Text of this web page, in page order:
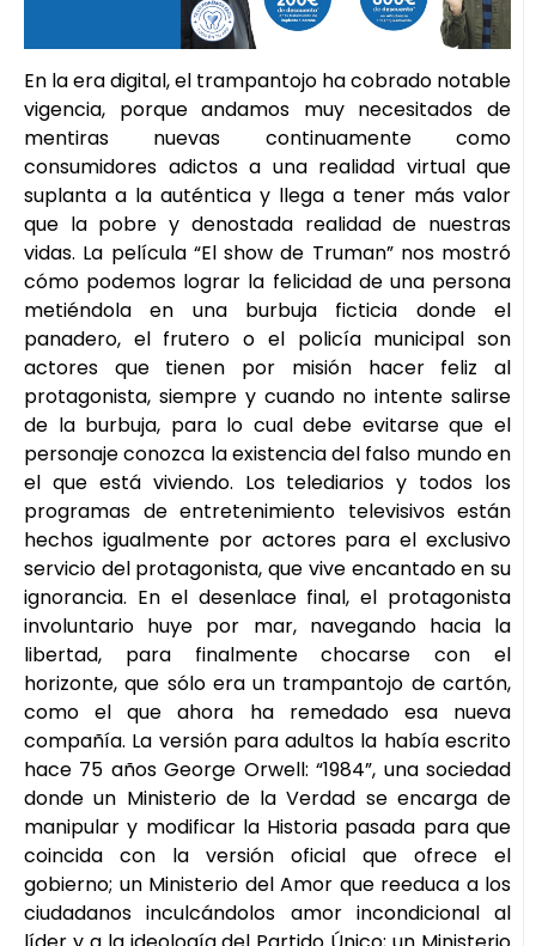
En la era digital, el trampantojo ha cobrado notable
vigencia, porque andamos muy necesitados de
mentiras nuevas continuamente como
consumidores adictos a una realidad virtual que
suplanta a la auténtica y llega a tener más valor
que la pobre y denostada realidad de nuestras
vidas. La película “El show de Truman” nos mostró
cómo podemos lograr la felicidad de una persona
metiéndola en una burbuja ficticia donde el
panadero, el frutero o el policía municipal son
actores que tienen por misión hacer feliz al
protagonista, siempre y cuando no intente salirse
de la burbuja, para lo cual debe evitarse que el
personaje conozca la existencia del falso mundo en
el que está viviendo. Los telediarios y todos los
programas de entretenimiento televisivos están
hechos igualmente por actores para el exclusivo
servicio del protagonista, que vive encantado en su
ignorancia. En el desenlace final, el protagonista
involuntario huye por mar, navegando hacia la
libertad, para finalmente chocarse con el
horizonte, que sólo era un trampantojo de cartón,
como el que ahora ha remedado esa nueva
compañía. La versión para adultos la había escrito
hace 75 años George Orwell: “1984”, una sociedad
donde un Ministerio de la Verdad se encarga de
manipular y modificar la Historia pasada para que
coincida con la versión oficial que ofrece el
gobierno; un Ministerio del Amor que reeduca a los
ciudadanos inculcándolos amor incondicional al